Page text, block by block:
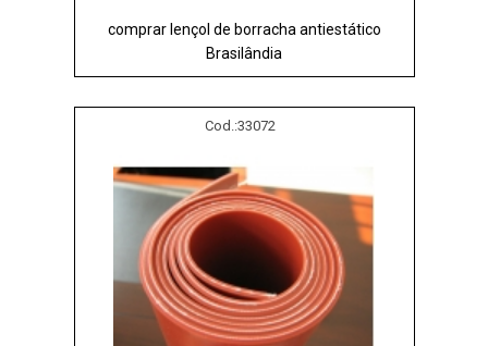
comprar lençol de borracha antiestático
Brasilândia
Cod.:33072